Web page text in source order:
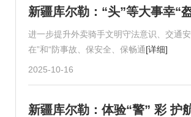
新疆库尔勒：“头”等大事幸“
进一步提升外卖骑手文明守法意识、交通
在”和“防事故、保安全、保畅通[详细]
2025-10-16
新疆库尔勒：体验“警” 彩 护